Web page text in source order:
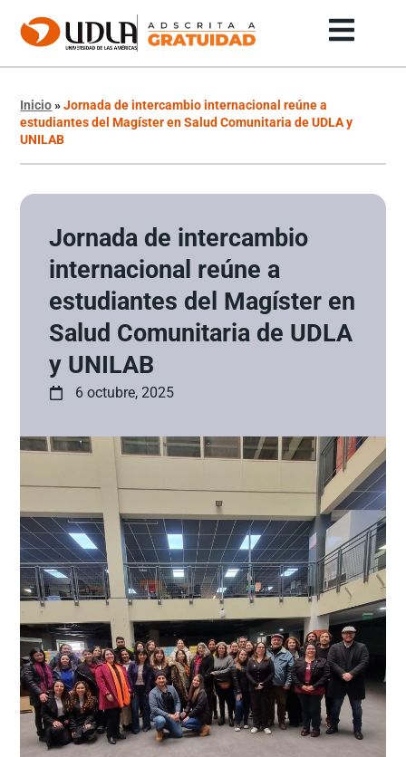
Inicio»Jornada de intercambio internacional reúne a
estudiantes del Magíster en Salud Comunitaria de UDLA y
UNILAB
Jornada de intercambio
internacional reúne a
estudiantes del Magíster en
Salud Comunitaria de UDLA
y UNILAB
6 octubre, 2025